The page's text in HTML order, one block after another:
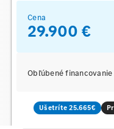
Cena
29.900 €
Obľúbené financovanie
Ušetríte 25.665€